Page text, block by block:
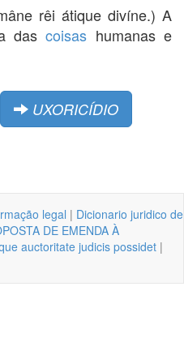
rêi átique divíne.) A
dascoisas humanas e
UXORICÍDIO
legal | Dicionario juridico de
DE EMENDA À
auctoritate judicis possidet |